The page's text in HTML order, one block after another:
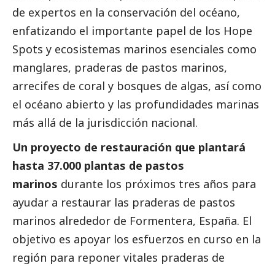
de expertos en la conservación del océano,
enfatizando el importante papel de los Hope
Spots y ecosistemas marinos esenciales como
manglares, praderas de pastos marinos,
arrecifes de coral y bosques de algas, así como
el océano abierto y las profundidades marinas
más allá de la jurisdicción nacional.
Un proyecto de restauración que plantará
hasta 37.000 plantas de pastos
marinos durante los próximos tres años para
ayudar a restaurar las praderas de pastos
marinos alrededor de Formentera, España. El
objetivo es apoyar los esfuerzos en curso en la
región para reponer vitales praderas de